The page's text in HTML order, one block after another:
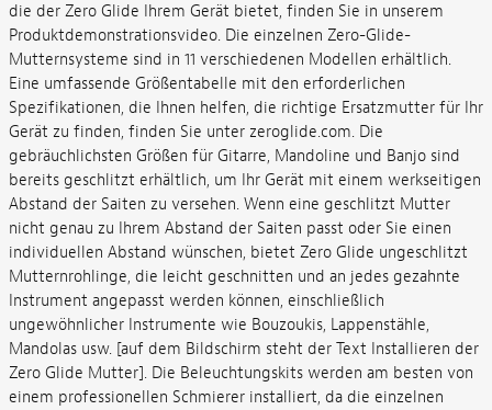
die der Zero Glide Ihrem Gerät bietet, finden Sie in unserem
Produktdemonstrationsvideo. Die einzelnen Zero-Glide-
Mutternsysteme sind in 11 verschiedenen Modellen erhältlich.
Eine umfassende Größentabelle mit den erforderlichen
Spezifikationen, die Ihnen helfen, die richtige Ersatzmutter für Ihr
Gerät zu finden, finden Sie unter zeroglide.com. Die
gebräuchlichsten Größen für Gitarre, Mandoline und Banjo sind
bereits geschlitzt erhältlich, um Ihr Gerät mit einem werkseitigen
Abstand der Saiten zu versehen. Wenn eine geschlitzt Mutter
nicht genau zu Ihrem Abstand der Saiten passt oder Sie einen
individuellen Abstand wünschen, bietet Zero Glide ungeschlitzt
Mutternrohlinge, die leicht geschnitten und an jedes gezahnte
Instrument angepasst werden können, einschließlich
ungewöhnlicher Instrumente wie Bouzoukis, Lappenstähle,
Mandolas usw. [auf dem Bildschirm steht der Text Installieren der
Zero Glide Mutter]. Die Beleuchtungskits werden am besten von
einem professionellen Schmierer installiert, da die einzelnen